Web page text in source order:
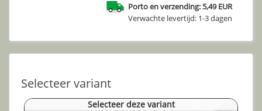
Porto en verzending: 5,49 EUR
Verwachte levertijd: 1-3 dagen
Selecteer variant
Selecteer deze variant